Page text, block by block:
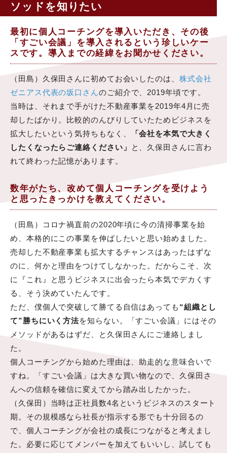
ソッドを知りたい
最初に個人コーチングを導入いただき、その後
「すごい会議」を導入されるという珍しいケー
スです。導入までの経緯をお聞かせください。
（田島）久保田さんに初めてお会いしたのは、 株式会社
ゼニアス代表の坂口さんのご紹介で、2019年頃です。
当時は、それまで手がけた不動産事業を2019年4月に売
却したばかり。比較的のんびりしていたためビジネスを
拡大したいという気持ちもなく、
「会社を本気で大きく
したくなったらご連絡ください」
と、久保田さんに言わ
れて終わった記憶があります。
数年がたち、改めて個人コーチングを受けよう
と思ったきっかけを教えてください。
（田島）コロナ禍直前の2020年頃に今の清掃事業を始
め、本格的にこの事業を伸ばしたいと思い始めました。
売却した不動産事業も拡大するチャンスはあったはずな
のに、何かと理由をつけてしなかった。だからこそ、次
に『これ』と思うビジネスに出会ったら本気でデカくす
る、そう決めていたんです。
ただ、僕個人で突破して勝てる自信はあっても “組織とし
て”勝ちにいく方法を知らない。「すごい会議」にはその
メソッドがあるはずだ、と久保田さんにご連絡しまし
た。
個人コーチングから始めた理由は、助走的な意味合いで
すね。「すごい会議」は大きな買い物なので、久保田さ
んへの信頼を確信に変えてから踏み出したかった。
（久保田）当時は正社員数4名というビジネスのスタート
期。その規模感なら社長が指示する形でも十分回るの
で、個人コーチングが会社の成長につながると考えまし
た。必要に応じてメンバーを加えてもいいし、試しても